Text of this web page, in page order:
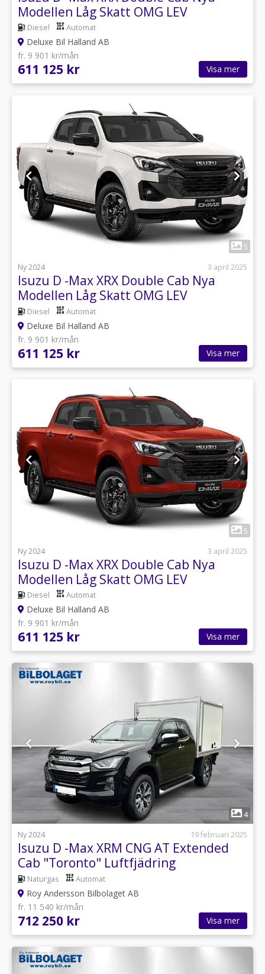
Modellen Låg Skatt OMG LEV
Diesel Automat
Deluxe Bil Halland AB
fr. 9 901 kr/mån
611 125 kr Visa mer
1
5
Ny 2024
3 april 2025
Isuzu D -Max XRX Double Cab Nya
Modellen Låg Skatt OMG LEV
Diesel Automat
Deluxe Bil Halland AB
fr. 9 901 kr/mån
611 125 kr Visa mer
1
5
Ny 2024
3 april 2025
Isuzu D -Max XRX Double Cab Nya
Modellen Låg Skatt OMG LEV
Diesel Automat
Deluxe Bil Halland AB
fr. 9 901 kr/mån
611 125 kr Visa mer
1
4
Ny 2024
19 februari 2025
Isuzu D -Max XRM CNG AT Extended
Cab "Toronto" Luftfjädring
Naturgas Automat
Roy Andersson Bilbolaget AB
fr. 11 540 kr/mån
712 250 kr Visa mer